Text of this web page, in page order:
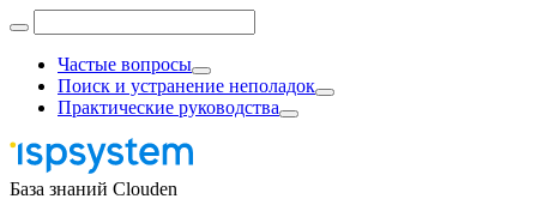
Частые вопросы
Поиск и устранение неполадок
Практические руководства
База знаний Clouden